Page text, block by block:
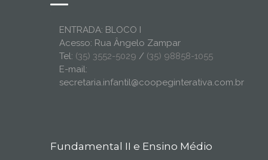
ENTRADA: BLOCO I
Acesso: Rua Ângelo Zampar
Tel: (35) 3552-5029 / (35) 98858-1055
E-mail:
secretaria.infantil@coopeginterativa.com.br
Fundamental II e Ensino Médio